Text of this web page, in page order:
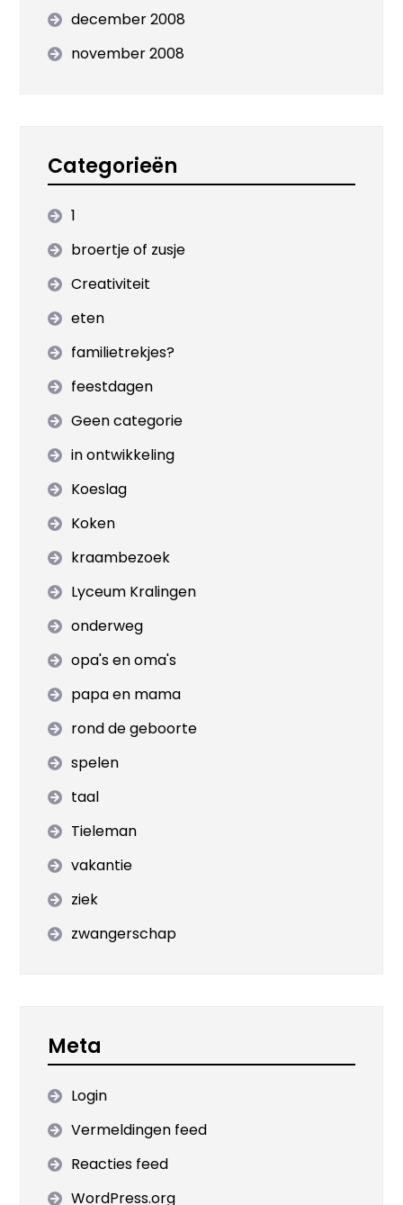
december 2008
november 2008
Categorieën
1
broertje of zusje
Creativiteit
eten
familietrekjes?
feestdagen
Geen categorie
in ontwikkeling
Koeslag
Koken
kraambezoek
Lyceum Kralingen
onderweg
opa's en oma's
papa en mama
rond de geboorte
spelen
taal
Tieleman
vakantie
ziek
zwangerschap
Meta
Login
Vermeldingen feed
Reacties feed
WordPress.org